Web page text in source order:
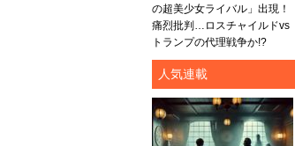
の超美少女ライバル」出現！
痛烈批判…ロスチャイルドvs
トランプの代理戦争か!?
人気連載